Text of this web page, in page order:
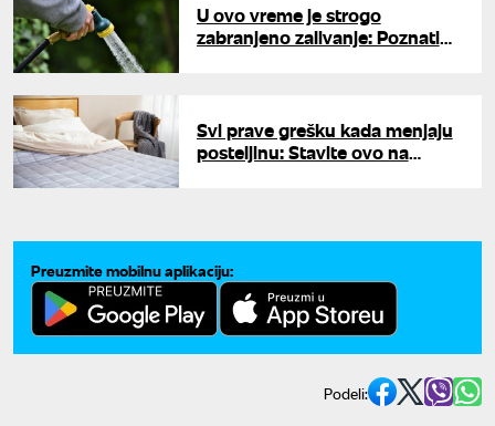
U ovo vreme je strogo
zabranjeno zalivanje: Poznati
Svi prave grešku kada menjaju
posteljinu: Stavite ovo na
Preuzmite mobilnu aplikaciju:
Podeli: